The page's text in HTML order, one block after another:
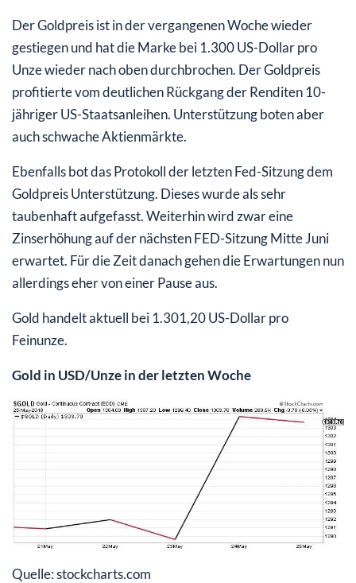
Der Goldpreis ist in der vergangenen Woche wieder
gestiegen und hat die Marke bei 1.300 US-Dollar pro
Unze wieder nach oben durchbrochen. Der Goldpreis
profitierte vom deutlichen Rückgang der Renditen 10-
jähriger US-Staatsanleihen. Unterstützung boten aber
auch schwache Aktienmärkte.
Ebenfalls bot das Protokoll der letzten Fed-Sitzung dem
Goldpreis Unterstützung. Dieses wurde als sehr
taubenhaft aufgefasst. Weiterhin wird zwar eine
Zinserhöhung auf der nächsten FED-Sitzung Mitte Juni
erwartet. Für die Zeit danach gehen die Erwartungen nun
allerdings eher von einer Pause aus.
Gold handelt aktuell bei 1.301,20 US-Dollar pro
Feinunze.
Gold in USD/Unze in der letzten Woche
Quelle: stockcharts.com